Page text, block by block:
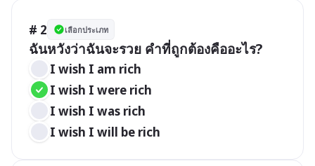
# 2 เลือกประเภท
ฉันหวังว่าฉันจะรวย คำที่ถูกต้องคืออะไร?
I wish I am rich
I wish I were rich
I wish I was rich
I wish I will be rich